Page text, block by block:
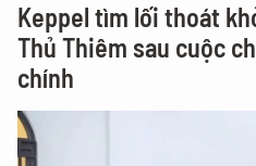
Keppel tìm lối thoát
Thủ Thiêm sau cuộc
chính